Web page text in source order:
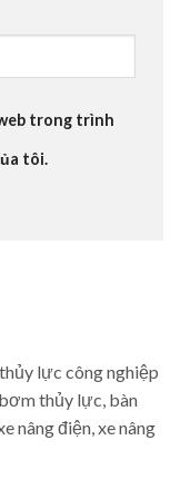
trong trình
tôi.
lực công nghiệp
thủy lực, bàn
nâng điện, xe nâng